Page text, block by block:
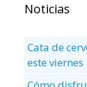
Noticias
Cata de
este viernes